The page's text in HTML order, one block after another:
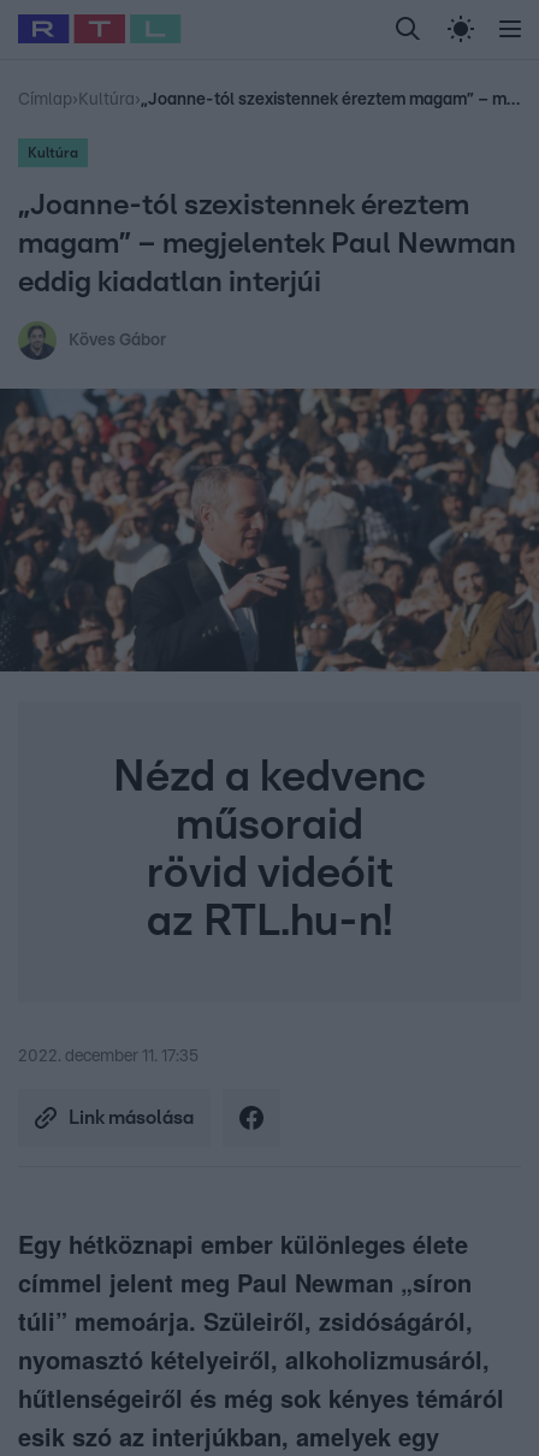
Legfrissebb RTL Híradó Randi Celeb vagyok,
Babits Marcella Most Wanted Gallusz
Címlap› Kultúra› „Joanne-tól szexistennek éreztem magam” – megjelentek Paul Newman eddig kiadatlan interjúi
Kultúra
„Joanne-tól szexistennek éreztem
magam” – megjelentek Paul Newman
eddig kiadatlan interjúi
Köves Gábor
Nézd a kedvenc
műsoraid
rövid videóit
az RTL.hu-n!
2022. december 11. 17:35
Link másolása
Egy hétköznapi ember különleges élete
címmel jelent meg Paul Newman „síron
túli” memoárja. Szüleiről, zsidóságáról,
nyomasztó kételyeiről, alkoholizmusáról,
hűtlenségeiről és még sok kényes témáról
esik szó az interjúkban, amelyek egy